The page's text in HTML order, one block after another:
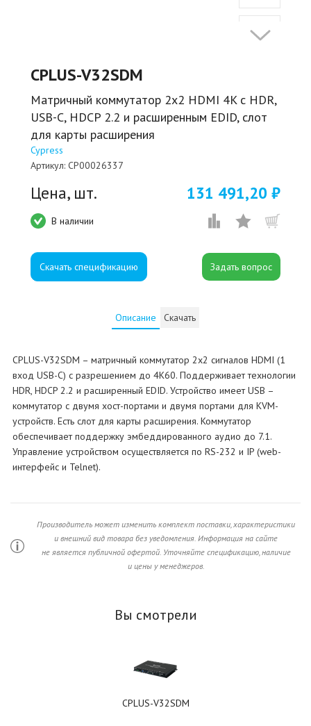
CPLUS-V32SDM
Матричный коммутатор 2х2 HDMI 4K с HDR,
USB-C, HDCP 2.2 и расширенным EDID, слот
для карты расширения
Cypress
Артикул: CP00026337
Цена, шт. 131 491,20 ₽
В наличии
Скачать спецификацию
Описание Скачать
CPLUS-V32SDM – матричный коммутатор 2х2 сигналов HDMI (1
вход USB-C) с разрешением до 4K60. Поддерживает технологии
HDR, HDCP 2.2 и расширенный EDID. Устройство имеет USB –
коммутатор с двумя хост-портами и двумя портами для KVM-
устройств. Есть слот для карты расширения. Коммутатор
обеспечивает поддержку эмбеддированного аудио до 7.1.
Управление устройством осуществляется по RS-232 и IP (web-
интерфейс и Telnet).
Производитель может изменить комплект поставки, характеристики
и внешний вид товара без уведомления. Информация на сайте
не является публичной офертой. Уточняйте спецификацию, наличие
и цены у менеджеров.
Вы смотрели
CPLUS-V32SDM